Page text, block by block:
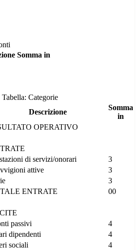
Somma in
Tabella: Categorie
Descrizione
Somma
in
OPERATIVO
di servizi/onorari
3
attive
3
3
ENTRATE 00
passivi
4
dipendenti
4
sociali
4